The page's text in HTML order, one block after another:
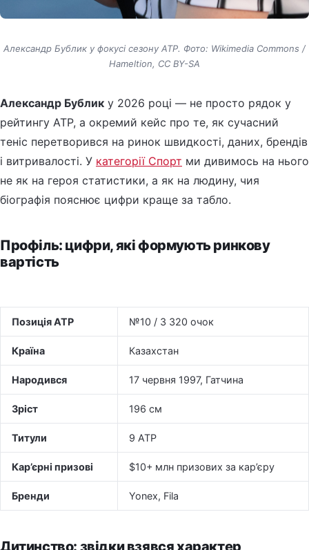
Александр Бублик у фокусі сезону ATP. Фото: Wikimedia Commons /
Hameltion, CC BY-SA
Александр Бублик у 2026 році — не просто рядок у
рейтингу ATP, а окремий кейс про те, як сучасний
теніс перетворився на ринок швидкості, даних, брендів
і витривалості. У категорії Спорт ми дивимось на нього
не як на героя статистики, а як на людину, чия
біографія пояснює цифри краще за табло.
Профіль: цифри, які формують ринкову
вартість
Позиція ATP №10 / 3 320 очок
Країна Казахстан
Народився 17 червня 1997, Гатчина
Зріст 196 см
Титули 9 ATP
Кар’єрні призові $10+ млн призових за кар’єру
Бренди Yonex, Fila
Дитинство: звідки взявся характер